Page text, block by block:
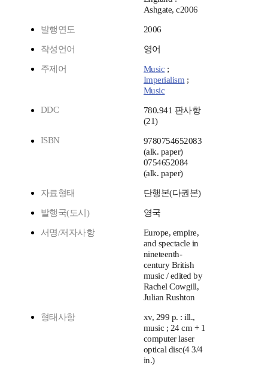
Ashgate, c2006
발행연도 2006
작성언어 영어
주제어 Music ;
Imperialism;
Music
DDC
780.941 판사항
(21)
ISBN
9780754652083
(alk. paper)
0754652084
(alk. paper)
자료형태 단행본(다권본)
발행국(도시) 영국
서명/저자사항
Europe, empire,
and spectacle in
nineteenth-
century British
music / edited by
Rachel Cowgill,
Julian Rushton
형태사항
xv, 299 p. : ill.,
music ; 24 cm + 1
computer laser
optical disc(4 3/4
in.)